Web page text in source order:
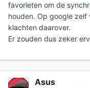
favorieten om de
houden. Op google zelf
klachten daarover.
Er zouden dus zeker
Asus